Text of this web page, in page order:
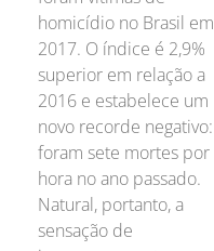
homicídio no Brasil em
2017. O índice é 2,9%
superior em relação a
2016 e estabelece um
novo recorde negativo:
foram sete mortes por
hora no ano passado.
Natural, portanto, a
sensação de